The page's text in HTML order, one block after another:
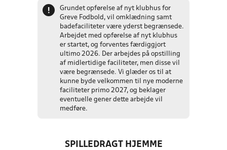
!
Grundet opførelse af nyt klubhus for
Greve Fodbold, vil omklædning samt
badefaciliteter være yderst begrænsede.
Arbejdet med opførelse af nyt klubhus
er startet, og forventes færdiggjort
ultimo 2026. Der arbejdes på opstilling
af midlertidige faciliteter, men disse vil
være begrænsede. Vi glæder os til at
kunne byde velkommen til nye moderne
faciliteter primo 2027, og beklager
eventuelle gener dette arbejde vil
medføre.
SPILLEDRAGT HJEMME